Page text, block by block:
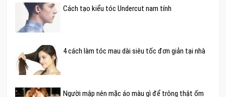
Cách tạo kiểu tóc Undercut nam tính
4 cách làm tóc mau dài siêu tốc đơn giản tại nhà
Người mập nên mặc áo màu gì để trông thật ốm